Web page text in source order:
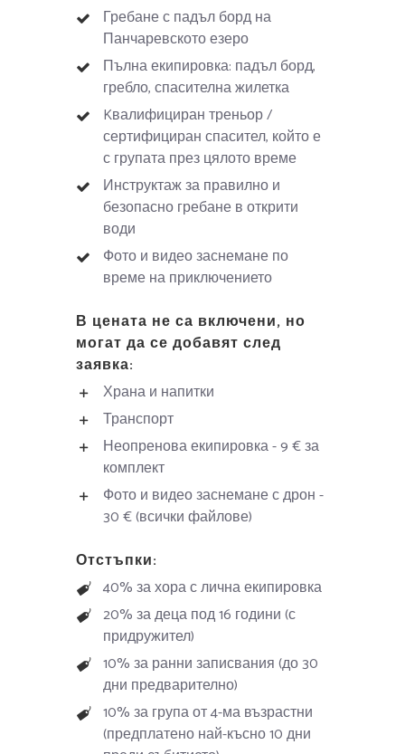
Гребане с падъл борд на
Панчаревското езеро
Пълна екипировка: падъл борд,
гребло, спасителна жилетка
Kвалифициран треньор /
сертифициран спасител, който е
с групата през цялото време
Инструктаж за правилно и
безопасно гребане в открити
води
Фото и видео заснемане по
време на приключението
В цената не са включени, но
могат да се добавят след
заявка:
Храна и напитки
Транспорт
Неопренова екипировка - 9 € за
комплект
Фото и видео заснемане с дрон -
30 € (всички файлове)
Отстъпки:
40% за хора с лична екипировка
20% за деца под 16 години (с
придружител)
10% за ранни записвания (до 30
дни предварително)
10% за група от 4-ма възрастни
(предплатено най-късно 10 дни